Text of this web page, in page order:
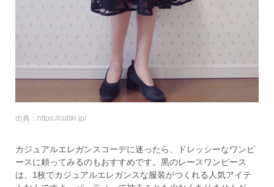
出典：https://cubki.jp/
カジュアルエレガンスコーデに迷ったら、ドレッシーなワンピ
ースに頼ってみるのもおすすめです。黒のレースワンピース
は、1枚でカジュアルエレガンスな服装がつくれる人気アイテ